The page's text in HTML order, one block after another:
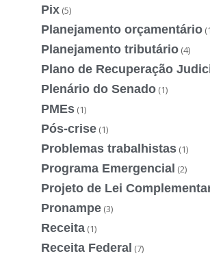
Pix (5)
Planejamento orçamentário
Planejamento tributário (4)
Plano de Recuperação
Plenário do Senado (1)
PMEs (1)
Pós-crise (1)
Problemas trabalhistas (1)
Programa Emergencial (2)
Projeto de Lei
Pronampe (3)
Receita (1)
Receita Federal (7)